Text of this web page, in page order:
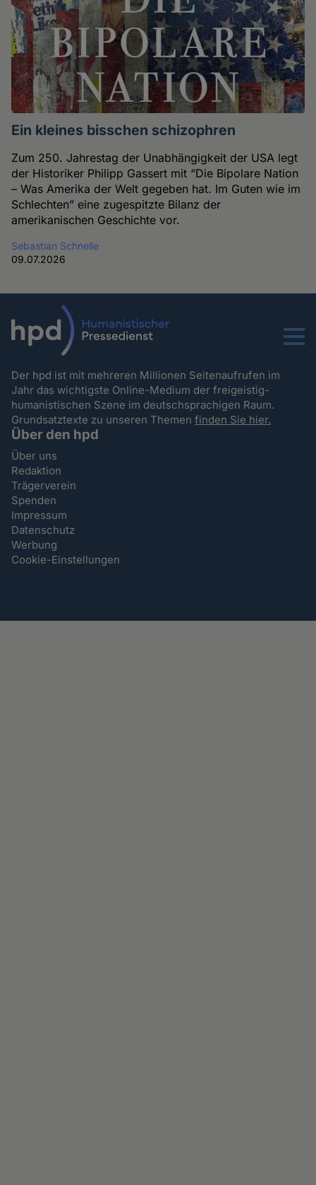
Ein kleines bisschen schizophren
Zum 250. Jahrestag der Unabhängigkeit der USA legt
der Historiker Philipp Gassert mit “Die Bipolare Nation
– Was Amerika der Welt gegeben hat. Im Guten wie im
Schlechten” eine zugespitzte Bilanz der
amerikanischen Geschichte vor.
Sebastian Schnelle
09.07.2026
Menu
Der hpd ist mit mehreren Millionen Seitenaufrufen im
Jahr das wichtigste Online-Medium der freigeistig-
humanistischen Szene im deutschsprachigen Raum.
Grundsatztexte zu unseren Themenfinden Sie hier.
Über den hpd
Über uns
Redaktion
Trägerverein
Spenden
Impressum
Datenschutz
Werbung
Cookie-Einstellungen